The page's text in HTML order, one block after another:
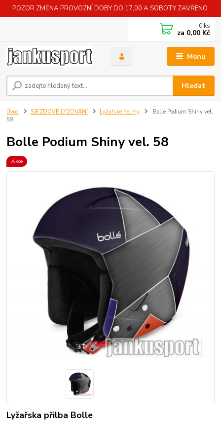
POZOR ZMĚNA PROVOZNÍ DOBY DO 17,00 A SOBOTY ZAVŘENO.
Menu
Hledat
0 ks
za 0,00 Kč
Úvod SJEZDOVÉ LYŽOVÁNÍ Lyžařské helmy
Bolle Podium Shiny vel.
58
Bolle Podium Shiny vel. 58
Akce
Lyžařska přilba Bolle